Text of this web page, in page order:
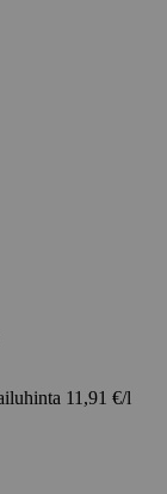
11,91 €/l